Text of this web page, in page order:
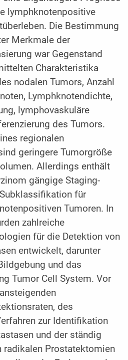
lymphknotenpositive
Die Bestimmung
Merkmale der
war Gegenstand
Charakteristika
nodalen Tumors, Anzahl
Lymphknotendichte,
lymphovaskuläre
des Tumors.
regionalen
geringere Tumorgröße
Allerdings enthält
gängige Staging-
für
Tumoren. In
zahlreiche
für die Detektion von
entwickelt, darunter
und das
Tumor Cell System. Vor
des
zur Identifikation
und der ständig
radikalen Prostatektomien